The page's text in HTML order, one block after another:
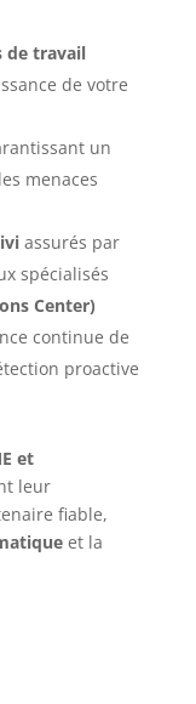
de travail
de votre
un
menaces
assurés par
spécialisés
Center)
continue de
proactive
et
leur
fiable,
et la